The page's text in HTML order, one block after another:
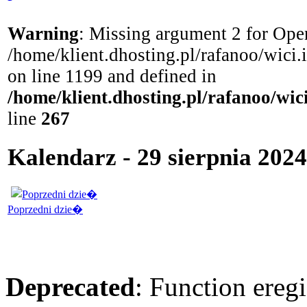
Warning: Missing argument 2 for
/home/klient.dhosting.pl/rafanoo/
on line 1199 and defined in
/home/klient.dhosting.pl/rafanoo/
line 267
Kalendarz - 29 sierpnia
Poprzedni dzie�
Deprecated: Function